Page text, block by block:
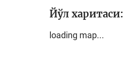
Йўл харитаси:
loading map...